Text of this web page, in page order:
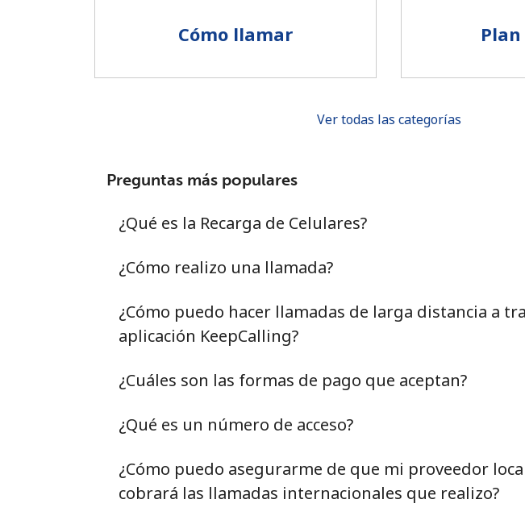
Al abrir una cuenta
acuerdo con estos
Cómo llamar
Ver todas las categorías
Preguntas más populares
¿Qué es la Recarga de Celulares?
¿Cómo realizo una llamada?
¿Cómo puedo hacer llamadas de larga distancia a
aplicación KeepCalling?
¿Cuáles son las formas de pago que aceptan?
¿Qué es un número de acceso?
¿Cómo puedo asegurarme de que mi proveedor
cobrará las llamadas internacionales que realizo?